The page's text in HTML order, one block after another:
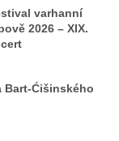
varhanní
2026 – XIX.
Bart-Ćišinského